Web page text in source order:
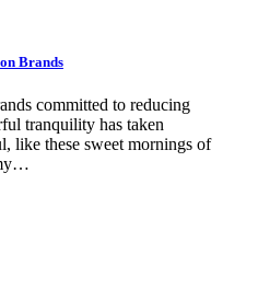
Brands
committed to reducing
tranquility has taken
like these sweet mornings of